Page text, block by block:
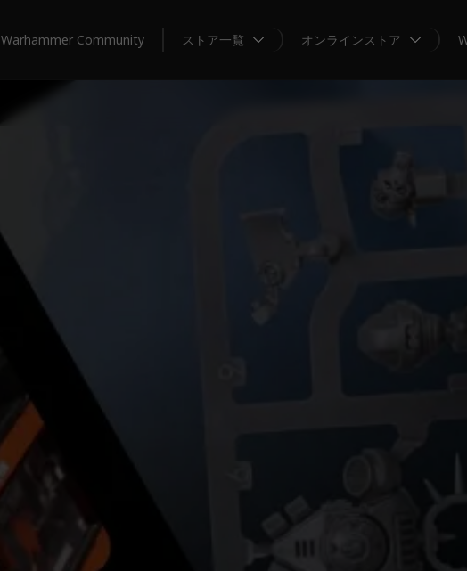
Warhammer Community ストア一覧 オンラインストア